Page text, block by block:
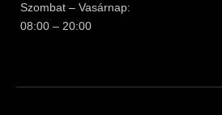
Szombat – Vasárnap:
08:00 – 20:00